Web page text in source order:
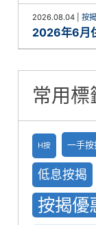
2026.08.04 |按
2026年6月
常用標
H按 一手按
低息按揭
按揭優